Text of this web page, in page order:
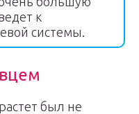
к
системы.
был не